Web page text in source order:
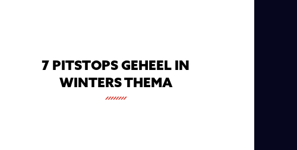
7 PITSTOPS GEHEEL IN
WINTERS THEMA